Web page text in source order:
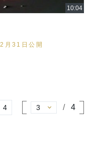
31日公開
4 4